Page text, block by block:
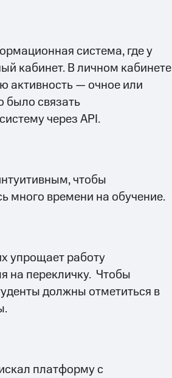
система, где у
кабинет. В личном кабинете
активность — очное или
было связать
через API.
чтобы
много времени на обучение.
упрощает работу
на перекличку. Чтобы
должны отметиться в
платформу с